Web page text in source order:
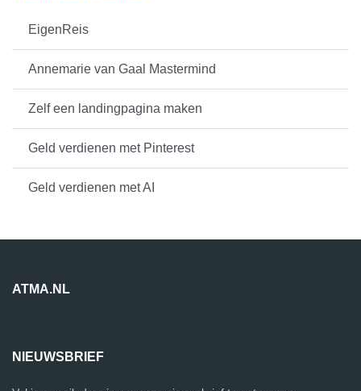
EigenReis
Annemarie van Gaal Mastermind
Zelf een landingpagina maken
Geld verdienen met Pinterest
Geld verdienen met AI
ATMA.NL
NIEUWSBRIEF